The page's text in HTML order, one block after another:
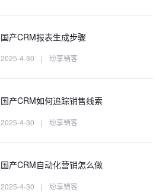
国产CRM报表生成步骤
2025-4-30 | 纷享销客
国产CRM如何追踪销售线索
2025-4-30 | 纷享销客
国产CRM自动化营销怎么做
2025-4-30 | 纷享销客